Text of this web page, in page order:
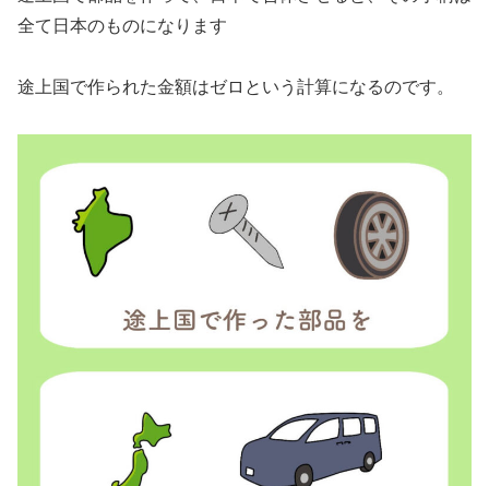
全て日本のものになります
途上国で作られた金額はゼロという計算になるのです。